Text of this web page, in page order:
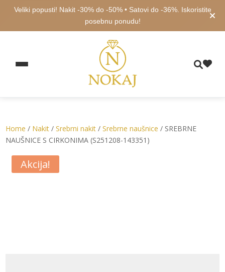
Veliki popusti! Nakit -30% do -50% • Satovi do -36%. Iskoristite
posebnu ponudu!
Home / Nakit /Srebrni nakit /Srebrne naušnice / SREBRNE
NAUŠNICE S CIRKONIMA (S251208-143351)
Akcija!